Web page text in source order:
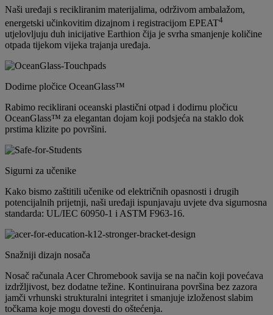
Naši uređaji s recikliranim materijalima, održivom ambalažom,
energetski učinkovitim dizajnom i registracijom EPEAT4
utjelovljuju duh inicijative Earthion čija je svrha smanjenje količine
otpada tijekom vijeka trajanja uređaja.
Dodirne pločice OceanGlass™
Rabimo reciklirani oceanski plastični otpad i dodirnu pločicu
OceanGlass™ za elegantan dojam koji podsjeća na staklo dok
prstima klizite po površini.
Sigurni za učenike
Kako bismo zaštitili učenike od električnih opasnosti i drugih
potencijalnih prijetnji, naši uređaji ispunjavaju uvjete dva sigurnosna
standarda: UL/IEC 60950-1 i ASTM F963-16.
Snažniji dizajn nosača
Nosač računala Acer Chromebook savija se na način koji povećava
izdržljivost, bez dodatne težine. Kontinuirana površina bez zazora
jamči vrhunski strukturalni integritet i smanjuje izloženost slabim
točkama koje mogu dovesti do oštećenja.